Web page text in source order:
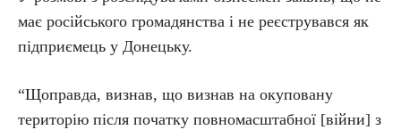
має російського громадянства і не реєструвався як
підприємець у Донецьку.
“Щоправда, визнав, що визнав на окуповану
територію після початку повномасштабної [війни] з